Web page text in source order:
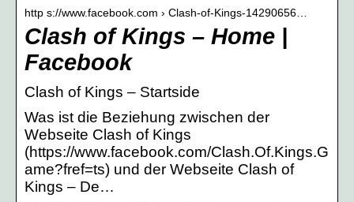
http s://www.facebook.com › Clash-of-Kings-14290656…
Clash of Kings – Home |
Facebook
Clash of Kings – Startside
Was ist die Beziehung zwischen der
Webseite Clash of Kings
(https://www.facebook.com/Clash.Of.Kings.G
ame?fref=ts) und der Webseite Clash of
Kings – De…